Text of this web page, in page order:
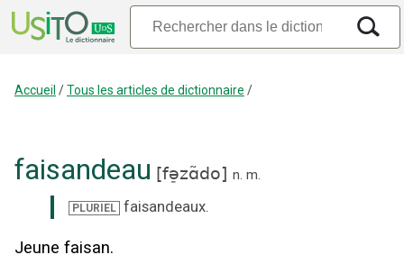
Accueil /Tous les articles de dictionnaire /
faisandeau [fə̠zɑ̃do] n. m.
PLURIEL faisandeaux.
Jeune faisan.